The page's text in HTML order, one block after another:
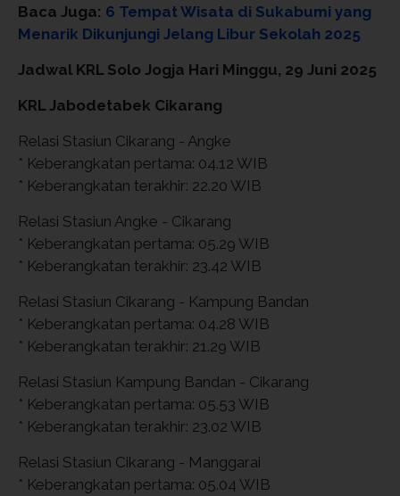
Baca Juga: 6 Tempat Wisata di Sukabumi yang
Menarik Dikunjungi Jelang Libur Sekolah 2025
Jadwal KRL Solo Jogja Hari Minggu, 29 Juni 2025
KRL Jabodetabek Cikarang
Relasi Stasiun Cikarang - Angke
* Keberangkatan pertama: 04.12 WIB
* Keberangkatan terakhir: 22.20 WIB
Relasi Stasiun Angke - Cikarang
* Keberangkatan pertama: 05.29 WIB
* Keberangkatan terakhir: 23.42 WIB
Relasi Stasiun Cikarang - Kampung Bandan
* Keberangkatan pertama: 04.28 WIB
* Keberangkatan terakhir: 21.29 WIB
Relasi Stasiun Kampung Bandan - Cikarang
* Keberangkatan pertama: 05.53 WIB
* Keberangkatan terakhir: 23.02 WIB
Relasi Stasiun Cikarang - Manggarai
* Keberangkatan pertama: 05.04 WIB